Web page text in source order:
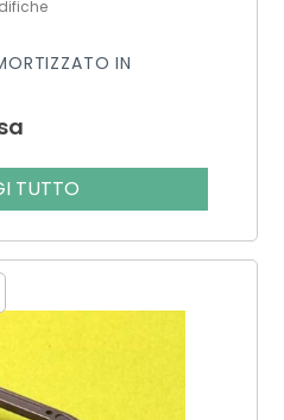
IN
TUTTO